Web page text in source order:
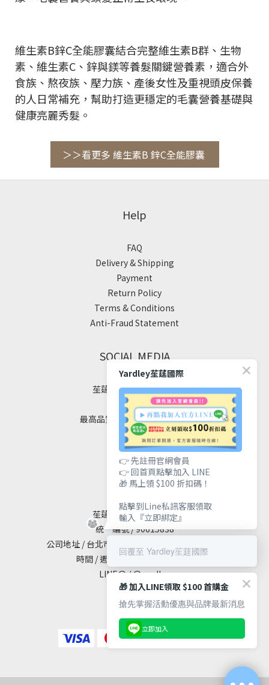
維生素B鋅C全能膠囊結合完整維生素B群、生物
素、維生素C、鋅與鎂等養髮關鍵營養素，適合外
食族、熬夜族、壓力族、產後女性及重視頭皮保養
的人日常補充，幫助打造更穩定的毛囊營養基礎與
健康亮麗秀髮。
＞＞看更多 維生素B 鋅C全能膠囊
Help
FAQ
Delivery & Shipping
Payment
Return Policy
Terms & Conditions
Anti-Fraud Statement
SOCIAL MEDIA
苼莛國際生技有限公司
✦ 四大堅持 ✦
最高品質｜安全｜健康｜美麗
聯絡我們
苼莛國際生技有限公司
統一編號 / 90615838
公司地址 / 台北市大安區敦化南路二段65號19樓
時間 / 週一至週五 10:00 - 18:00
LINE@ / @yardley
Yardley苼莛國際
👉 先註冊官網會員
👉 回首頁點擊加入 LINE
🎁 馬上領 $100 折扣碼！
點擊到Line私訊客服領取
輸入『立即綁定』
回覆至 Yardley苼莛國際
🎁 加入LINE領取 $100 首購金
搶先掌握活動優惠與品牌最新消息
立即加入